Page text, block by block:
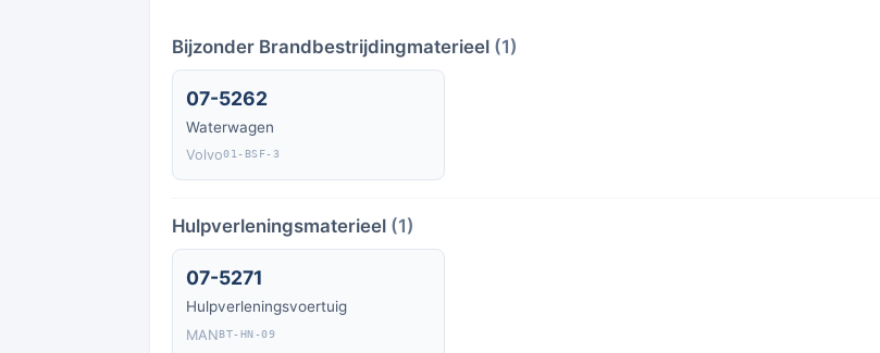
Bijzonder Brandbestrijdingmaterieel (1)
07-5262
Waterwagen
Volvo01-BSF-3
Hulpverleningsmaterieel (1)
07-5271
Hulpverleningsvoertuig
MANBT-HN-09